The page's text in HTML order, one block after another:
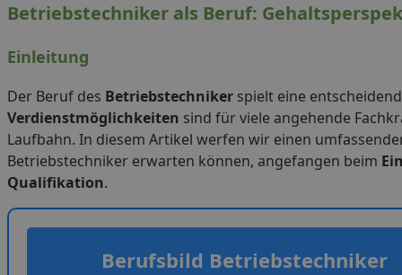
Betriebstechniker als Beruf:
Einleitung
Der Beruf des Betriebstechniker spielt eine
Verdienstmöglichkeiten sind für viele angehende
Laufbahn. In diesem Artikel werfen wir einen
Betriebstechniker erwarten können, angefangen beim
Qualifikation.
Berufsbild Betriebstechniker